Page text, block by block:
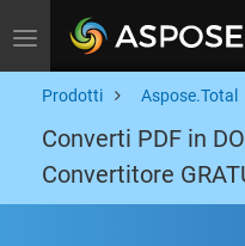
Toggle navigation
Prodotti Aspose.Total
Converti PDF in
Convertitore